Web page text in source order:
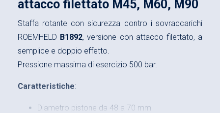
attacco filettato M45, M60, M90
Staffa rotante con sicurezza contro i sovraccarichi
ROEMHELD B1892, versione con attacco filettato, a
semplice e doppio effetto.
Pressione massima di esercizio 500 bar.
Caratteristiche:
Diametro pistone da 48 a 70 mm